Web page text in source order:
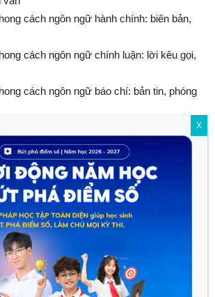
cách ngôn ngữ hành chính: biên bản,
cách ngôn ngữ chính luận: lời kêu gọi,
cách ngôn ngữ báo chí: bản tin, phóng
về văn bản này sẽ giúp ích cho các em
văn lớp 10.
X